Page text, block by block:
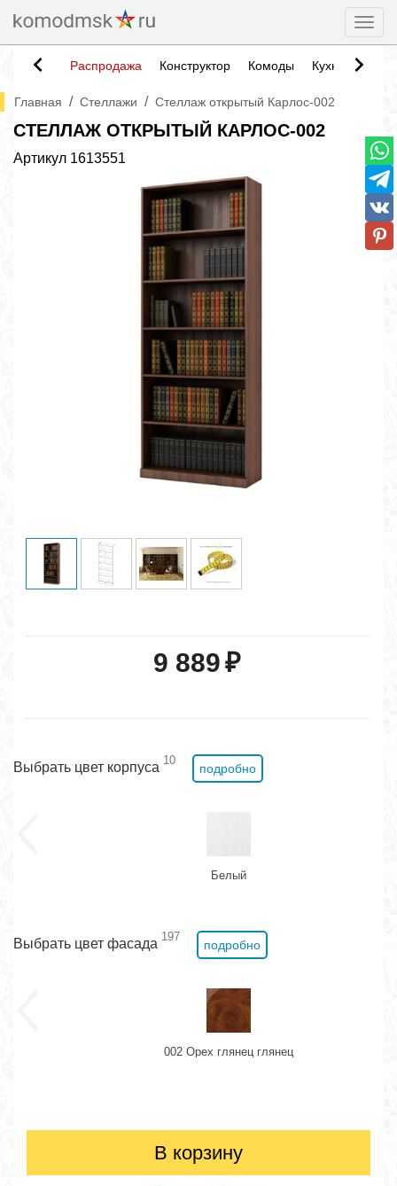
Распродажа Конструктор Комоды Кухни
Главная / Стеллажи / Стеллаж открытый Карлос-002
СТЕЛЛАЖ ОТКРЫТЫЙ КАРЛОС-002
Артикул 1613551
9 889₽
Выбрать цвет корпуса 10
подробно
Белый
Выбрать цвет фасада 197
подробно
002 Орех глянец глянец
В корзину